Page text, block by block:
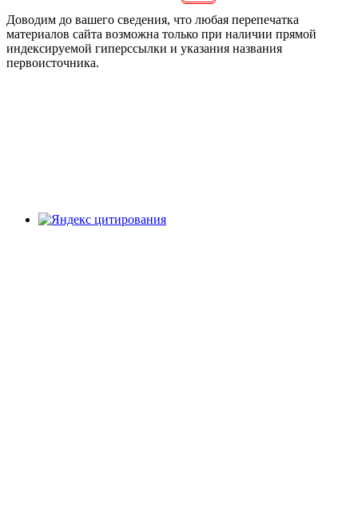
Доводим до вашего сведения, что любая перепечатка
материалов сайта возможна только при наличии прямой
индексируемой гиперссылки и указания названия
первоисточника.